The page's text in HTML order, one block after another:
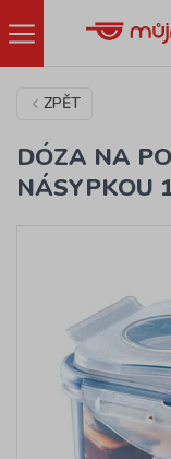
ZPĚT
DÓZA NA
NÁSYPKOU